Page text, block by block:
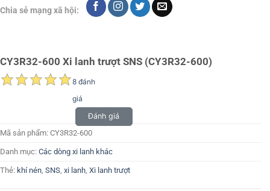
Chia sẻ mạng xã hội:
CY3R32-600 Xi lanh trượt SNS (CY3R32-600)
8 đánh
giá
Đánh giá
Mã sản phẩm: CY3R32-600
Danh mục: Các dòng xi lanh khác
Thẻ: khí nén, SNS, xi lanh, Xi lanh trượt